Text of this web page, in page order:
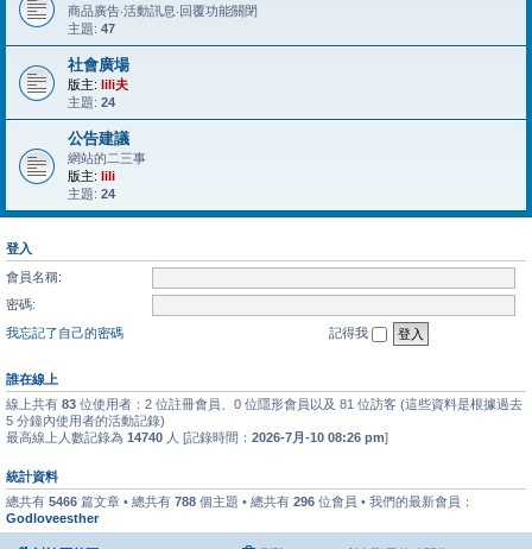
商品廣告‧活動訊息‧回覆功能關閉
主題: 47
社會廣場
版主: lili夫
主題: 24
公告建議
網站的二三事
版主: lili
主題: 24
登入
會員名稱:
密碼:
我忘記了自己的密碼
記得我
誰在線上
線上共有 83 位使用者：2 位註冊會員、0 位隱形會員以及 81 位訪客 (這些資料是根據過去
5 分鐘內使用者的活動記錄)
最高線上人數記錄為 14740 人 [記錄時間： 2026-7月-10 08:26 pm]
統計資料
總共有 5466 篇文章 • 總共有 788 個主題 • 總共有 296 位會員 • 我們的最新會員：
Godloveesther